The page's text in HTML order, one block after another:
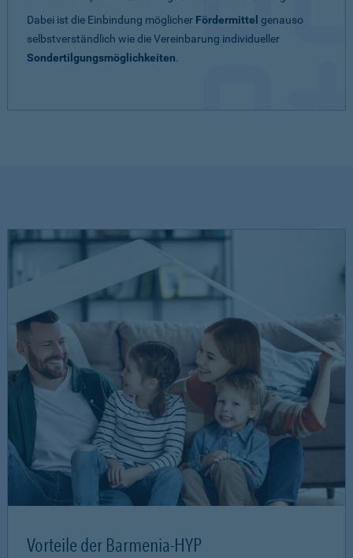
Dabei ist die Einbindung möglicher Fördermittel genauso
selbstverständlich wie die Vereinbarung individueller
Sondertilgungsmöglichkeiten.
Vorteile der Barmenia-HYP